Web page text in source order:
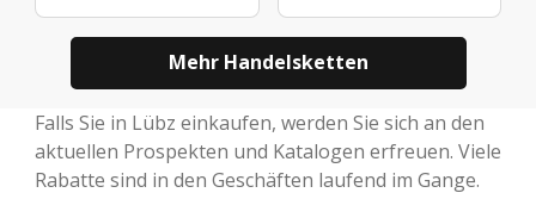
Mehr Handelsketten
Falls Sie in Lübz einkaufen, werden Sie sich an den
aktuellen Prospekten und Katalogen erfreuen. Viele
Rabatte sind in den Geschäften laufend im Gange.